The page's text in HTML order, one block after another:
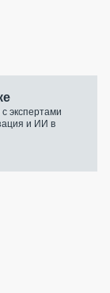
экспертами
и ИИ в